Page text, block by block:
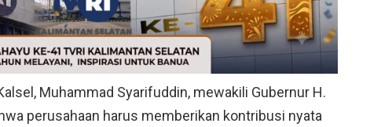
Muhammad Syarifuddin, mewakili Gubernur H.
perusahaan harus memberikan kontribusi nyata